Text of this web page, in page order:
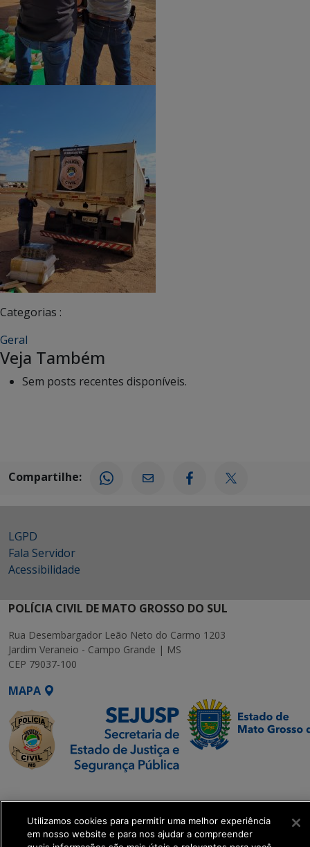
Categorias :
Geral
Veja Também
Sem posts recentes disponíveis.
Compartilhe:
LGPD
Fala Servidor
Acessibilidade
POLÍCIA CIVIL DE MATO GROSSO DO SUL
Rua Desembargador Leão Neto do Carmo 1203
Jardim Veraneio - Campo Grande | MS
CEP 79037-100
MAPA
Executiva de
Transformação Digital
Utilizamos cookies para permitir uma melhor experiência
em nosso website e para nos ajudar a compreender